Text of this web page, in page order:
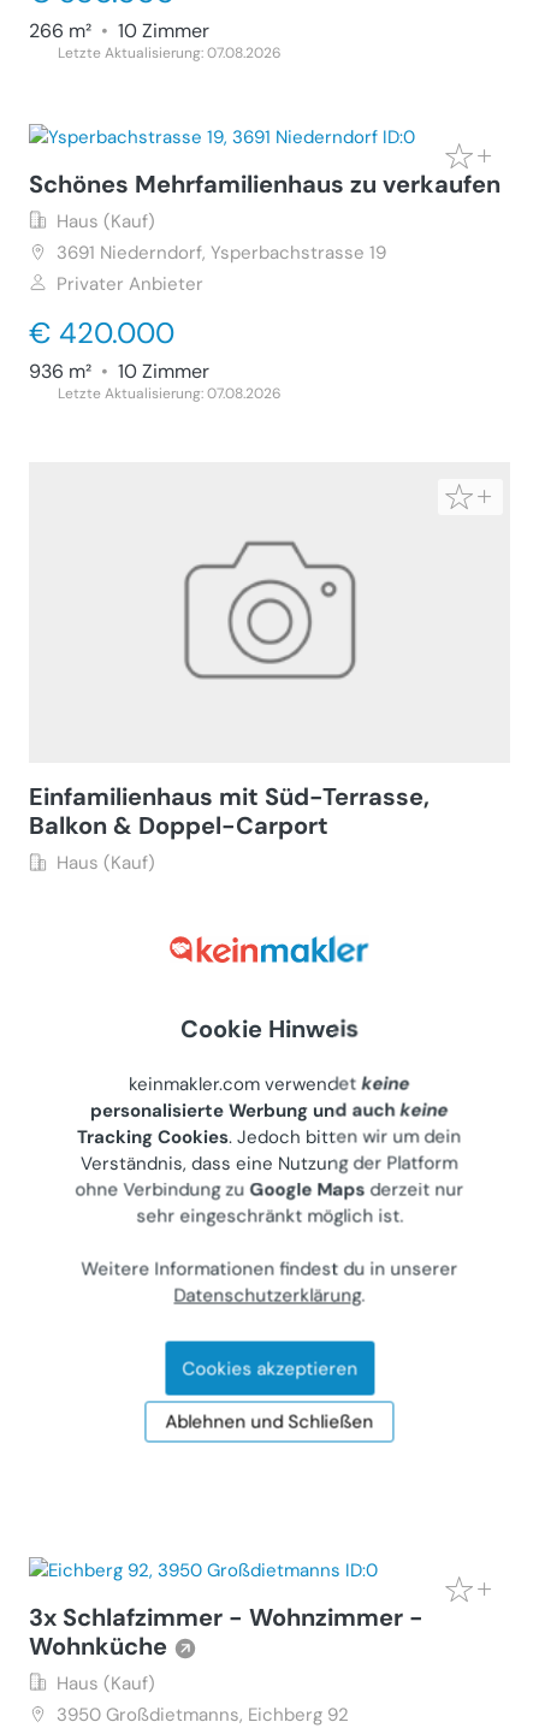
266 m² • 10 Zimmer
Letzte Aktualisierung: 07.08.2026
Schönes Mehrfamilienhaus zu verkaufen
Haus (Kauf)
3691 Niederndorf, Ysperbachstrasse 19
Privater Anbieter
€ 420.000
936 m² • 10 Zimmer
Letzte Aktualisierung: 07.08.2026
Einfamilienhaus mit Süd-Terrasse,
Balkon & Doppel-Carport
Haus (Kauf)
6 Zimmer
Letzte Aktualisierung: 17.07.2026
modernes niedrig-Energie Landhaus-
Neubau/ Vollrenov. -Traumpanorama,
v. Wien& St. Pölten
Neustift-Innermanzing, Oberkühbergstrasse 25
Privater Anbieter
€ 659.000
3x Schlafzimmer - Wohnzimmer -
Wohnküche
Haus (Kauf)
3950 Großdietmanns, Eichberg 92
Cookie Hinweis
keinmakler.com verwendetkeine
personalisierte Werbung und auchkeine
Tracking Cookies. Jedoch bitten wir um dein
Verständnis, dass eine Nutzung der Platform
ohne Verbindung zuGoogle Maps derzeit nur
sehr eingeschränkt möglich ist.
Weitere Informationen findest du in unserer
Datenschutzerklärung.
Cookies akzeptieren
Ablehnen und Schließen